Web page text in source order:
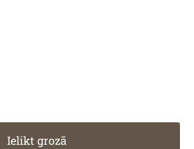
Ielikt grozā